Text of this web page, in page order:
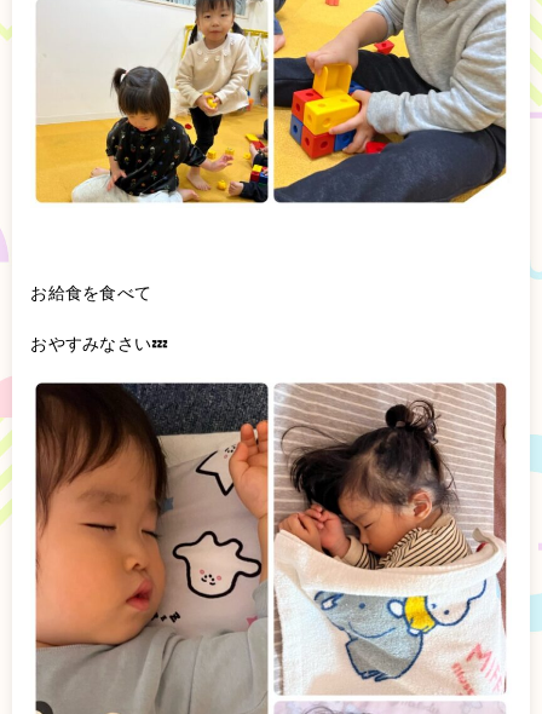
お給食を食べて
おやすみなさい💤